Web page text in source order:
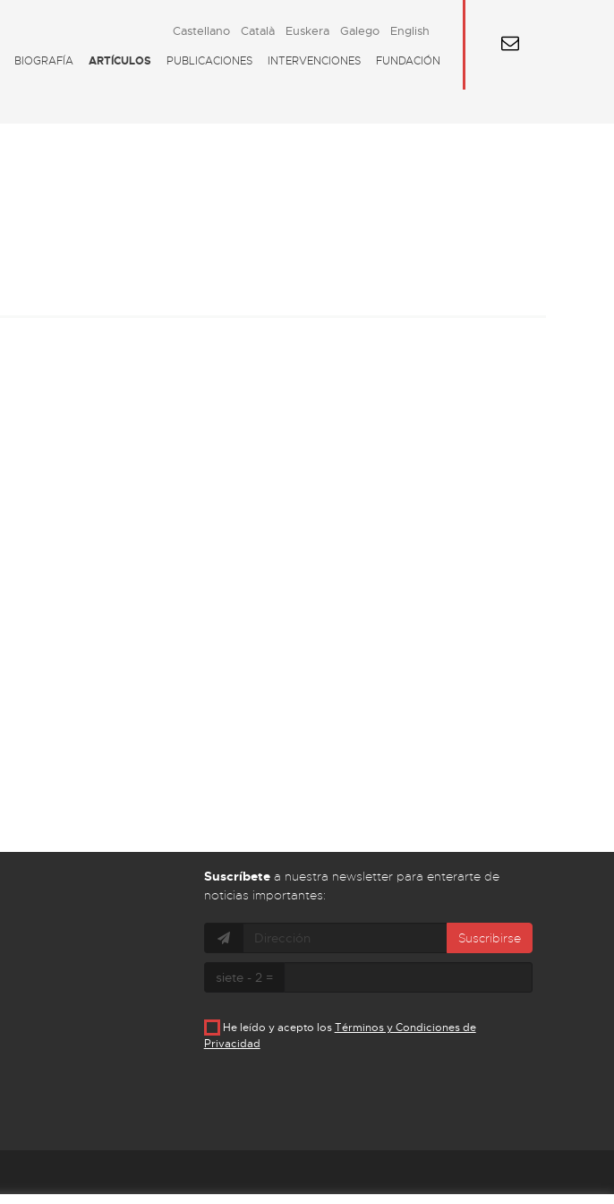
BIOGRAFÍA ARTÍCULOS PUBLICACIONES INTERVENCIONES FUNDACIÓN
Castellano Català Euskera Galego English
Suscríbetea nuestra newsletter para enterarte de
noticias importantes:
Suscribirse
siete - 2 =
He leído y acepto los Términos y Condiciones de
Privacidad